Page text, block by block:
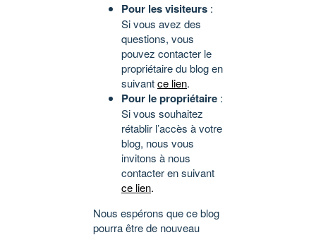
Pour les visiteurs :
Si vous avez des
questions, vous
pouvez contacter le
propriétaire du blog en
suivantce lien.
Pour le propriétaire :
Si vous souhaitez
rétablir l’accès à votre
blog, nous vous
invitons à nous
contacter en suivant
ce lien.
Nous espérons que ce blog
pourra être de nouveau